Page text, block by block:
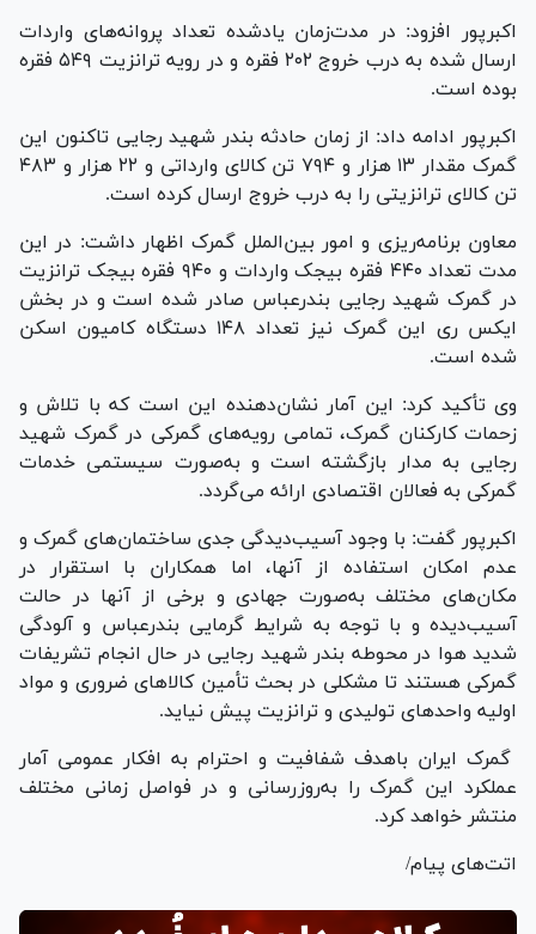
اکبرپور افزود: در مدت‌زمان یادشده تعداد پروانه‌های واردات
ارسال شده به درب خروج ۲۰۲ فقره و در رویه ترانزیت ۵۴۹ فقره
بوده است.
اکبرپور ادامه داد: از زمان حادثه بندر شهید رجایی تاکنون این
گمرک مقدار ۱۳ هزار و ۷۹۴ تن کالای وارداتی و ۲۲ هزار و ۴۸۳
تن کالای ترانزیتی را به درب خروج ارسال کرده است.
معاون برنامه‌ریزی و امور بین‌الملل گمرک اظهار داشت: در این
مدت تعداد ۴۴۰ فقره بیجک واردات و ۹۴۰ فقره بیجک ترانزیت
در گمرک شهید رجایی بندرعباس صادر شده است و در بخش
ایکس ری این گمرک نیز تعداد ۱۴۸ دستگاه کامیون اسکن
شده است.
وی تأکید کرد: این آمار نشان‌دهنده این است که با تلاش و
زحمات کارکنان گمرک، تمامی رویه‌های گمرکی در گمرک شهید
رجایی به مدار بازگشته است و به‌صورت سیستمی خدمات
گمرکی به فعالان اقتصادی ارائه می‌گردد.
اکبرپور گفت: با وجود آسیب‌دیدگی جدی ساختمان‌های گمرک و
عدم امکان استفاده از آنها، اما همکاران با استقرار در
مکان‌های مختلف به‌صورت جهادی و برخی از آنها در حالت
آسیب‌دیده و با توجه به شرایط گرمایی بندرعباس و آلودگی
شدید هوا در محوطه بندر شهید رجایی در حال انجام تشریفات
گمرکی هستند تا مشکلی در بحث تأمین کالا‌های ضروری و مواد
اولیه واحد‌های تولیدی و ترانزیت پیش نیاید.
گمرک ایران باهدف شفافیت و احترام به افکار عمومی آمار
عملکرد این گمرک را به‌روزرسانی و در فواصل زمانی مختلف
منتشر خواهد کرد.
اتت‌های پیام/